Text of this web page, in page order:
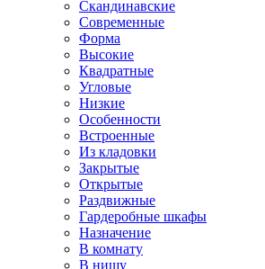
Скандинавские
Современные
Форма
Высокие
Квадратные
Угловые
Низкие
Особенности
Встроенные
Из кладовки
Закрытые
Открытые
Раздвижные
Гардеробные шкафы
Назначение
В комнату
В нишу